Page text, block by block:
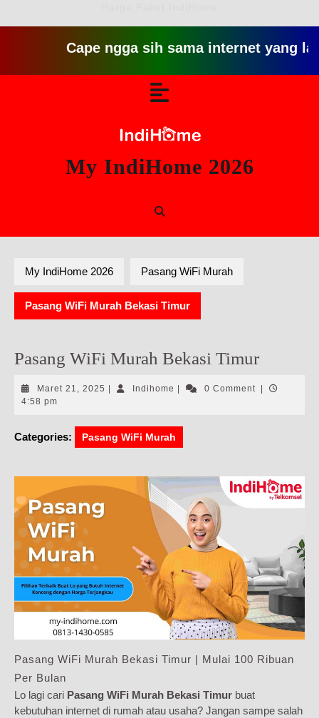
Cape ngga sih sama internet yang
My IndiHome 2026
My IndiHome 2026 Pasang WiFi Murah
Pasang WiFi Murah Bekasi Timur
Pasang WiFi Murah Bekasi Timur
Maret 21, 2025 Maret
Indihome Indihome0 Comment
4:58 pm
Categories: Pasang WiFi Murah
Pasang WiFi Murah Bekasi Timur | Mulai 100 Ribuan
Per Bulan
Lo lagi cari Pasang WiFi Murah Bekasi Timur buat
kebutuhan internet di rumah atau usaha? Jangan sampe salah